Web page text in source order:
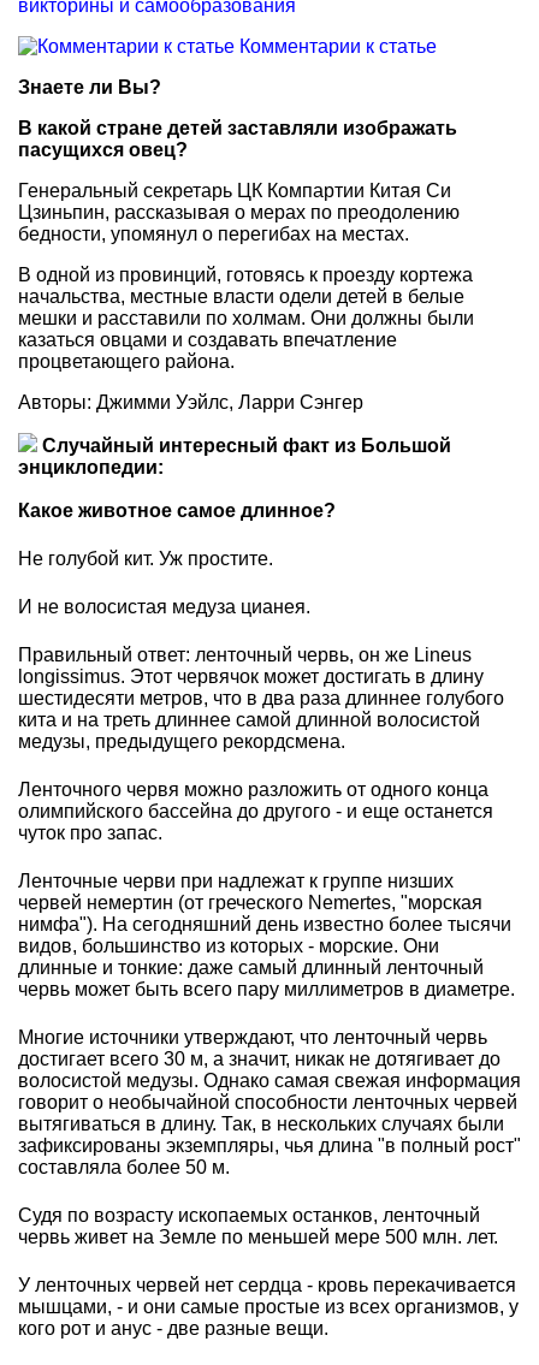
викторины и самообразования
Комментарии к статье
Знаете ли Вы?
В какой стране детей заставляли изображать
пасущихся овец?
Генеральный секретарь ЦК Компартии Китая Си
Цзиньпин, рассказывая о мерах по преодолению
бедности, упомянул о перегибах на местах.
В одной из провинций, готовясь к проезду кортежа
начальства, местные власти одели детей в белые
мешки и расставили по холмам. Они должны были
казаться овцами и создавать впечатление
процветающего района.
Авторы: Джимми Уэйлс, Ларри Сэнгер
Случайный интересный факт из Большой
энциклопедии:
Какое животное самое длинное?
Не голубой кит. Уж простите.
И не волосистая медуза цианея.
Правильный ответ: ленточный червь, он же Lineus
longissimus. Этот червячок может достигать в длину
шестидесяти метров, что в два раза длиннее голубого
кита и на треть длиннее самой длинной волосистой
медузы, предыдущего рекордсмена.
Ленточного червя можно разложить от одного конца
олимпийского бассейна до другого - и еще останется
чуток про запас.
Ленточные черви при надлежат к группе низших
червей немертин (от греческого Nemertes, "морская
нимфа"). На сегодняшний день известно более тысячи
видов, большинство из которых - морские. Они
длинные и тонкие: даже самый длинный ленточный
червь может быть всего пару миллиметров в диаметре.
Многие источники утверждают, что ленточный червь
достигает всего 30 м, а значит, никак не дотягивает до
волосистой медузы. Однако самая свежая информация
говорит о необычайной способности ленточных червей
вытягиваться в длину. Так, в нескольких случаях были
зафиксированы экземпляры, чья длина "в полный рост"
составляла более 50 м.
Судя по возрасту ископаемых останков, ленточный
червь живет на Земле по меньшей мере 500 млн. лет.
У ленточных червей нет сердца - кровь перекачивается
мышцами, - и они самые простые из всех организмов, у
кого рот и анус - две разные вещи.